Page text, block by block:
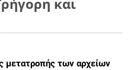
και
μετατροπής των αρχείων